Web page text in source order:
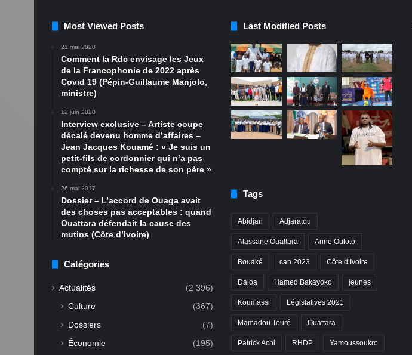
Most Viewed Posts
21 mai 2020
Comment la Rdc envisage les Jeux
de la Francophonie de 2022 après
Covid 19 (Pépin-Guillaume Manjolo,
ministre)
12 juin 2020
Interview exclusive – Artiste coupe
décalé devenu homme d’affaires –
Jean Jacques Kouamé : « Je suis un
petit-fils de cordonnier qui n’a pas
compté sur la richesse de son père »
26 mai 2017
Dossier – L’accord de Ouaga avait
des choses pas acceptables : quand
Ouattara défendait la cause des
mutins (Côte d’Ivoire)
Catégories
Actualités (2 396)
Culture
(367)
Dossiers
(7)
Économie
(195)
Last Modified Posts
Tags
Abidjan Adjaratou
Alassane Ouattara Anne Ouloto
Bouaké can 2023 Côte d’Ivoire
Daloa Hamed Bakayoko jeunes
Koumassi Législatives 2021
Mamadou Touré Ouattara
Patrick Achi RHDP Yamoussoukro